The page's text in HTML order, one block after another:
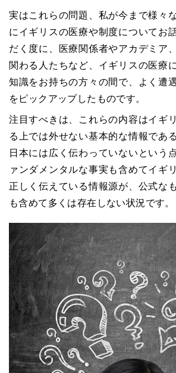
実はこれらの問題、私が今まで様々
にイギリスの医療や制度についてお
だく度に、医療関係者やアカデミア
関わる人たちなど、イギリスの医療
知識をお持ちの方々の間で、よく遭
をピックアップしたものです。
注目すべきは、これらの内容はイギ
る上では外せない基本的な情報であ
日本には広く伝わっていないという
ァンダメンタルな事実も含めてイギ
正しく伝えている情報源が、公式な
も含めて多くは存在しない状況です。